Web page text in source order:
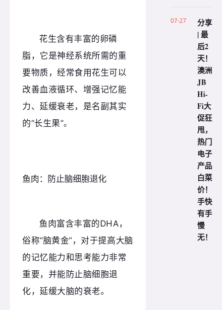
花生含有丰富的卵磷
脂，它是神经系统所需的重
要物质，经常食用花生可以
改善血液循环、增强记忆能
力、延缓衰老，是名副其实
的“长生果”。
鱼肉：防止脑细胞退化
鱼肉富含丰富的DHA，
俗称“脑黄金”，对于提高大脑
的记忆能力和思考能力非常
重要，并能防止脑细胞退
化，延缓大脑的衰老。
07-27
分享
| 最
后2
天！
澳洲
JB
Hi-
Fi大
促狂
甩，
热门
电子
产品
白菜
价！
手快
有手
慢
无！